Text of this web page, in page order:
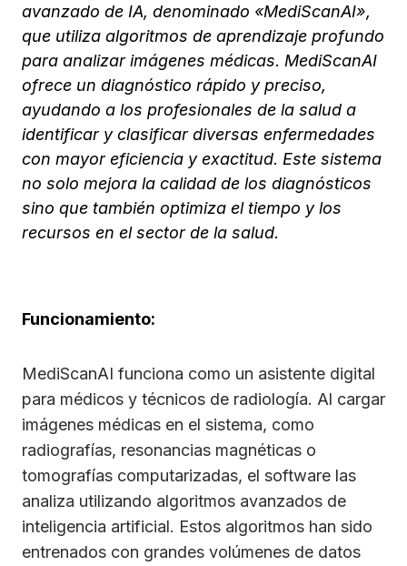
avanzado de IA, denominado «MediScanAI»,
que utiliza algoritmos de aprendizaje profundo
para analizar imágenes médicas. MediScanAI
ofrece un diagnóstico rápido y preciso,
ayudando a los profesionales de la salud a
identificar y clasificar diversas enfermedades
con mayor eficiencia y exactitud. Este sistema
no solo mejora la calidad de los diagnósticos
sino que también optimiza el tiempo y los
recursos en el sector de la salud.
Funcionamiento:
MediScanAI funciona como un asistente digital
para médicos y técnicos de radiología. Al cargar
imágenes médicas en el sistema, como
radiografías, resonancias magnéticas o
tomografías computarizadas, el software las
analiza utilizando algoritmos avanzados de
inteligencia artificial. Estos algoritmos han sido
entrenados con grandes volúmenes de datos